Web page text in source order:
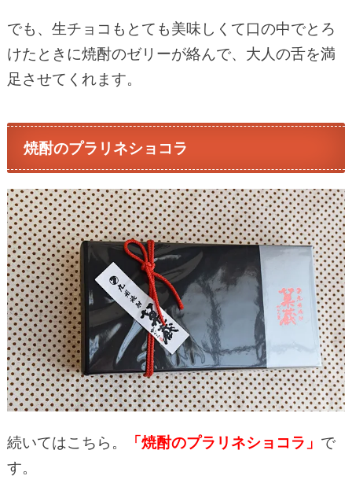
でも、生チョコもとても美味しくて口の中でとろ
けたときに焼酎のゼリーが絡んで、大人の舌を満
足させてくれます。
焼酎のプラリネショコラ
続いてはこちら。 「焼酎のプラリネショコラ」 で
す。